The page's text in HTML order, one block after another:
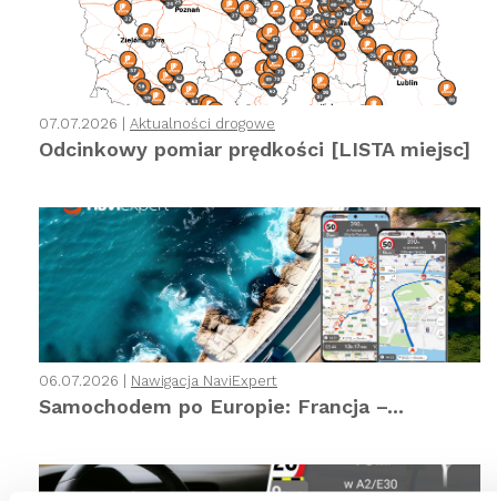
07.07.2026 | Aktualności drogowe
Odcinkowy pomiar prędkości [LISTA miejsc]
06.07.2026 | Nawigacja NaviExpert
Samochodem po Europie: Francja –...